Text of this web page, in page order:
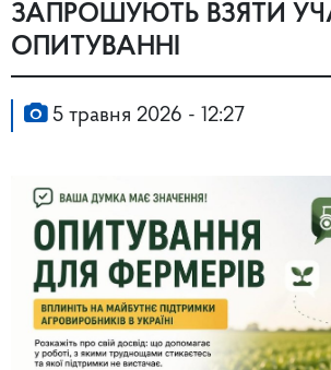
ЗАПРОШУЮТЬ ВЗЯТИ
ОПИТУВАННІ
5 травня 2026 - 12:27